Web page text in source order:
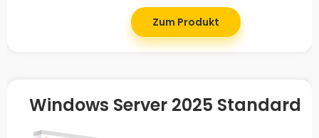
Zum Produkt
Windows Server 2025 Standard